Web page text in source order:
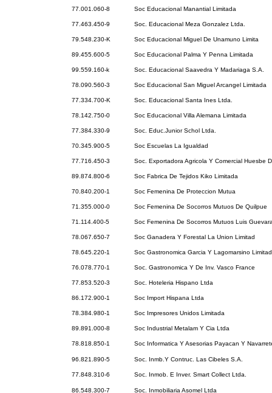
77.001.060-8 Soc Educacional Manantial Limitada
77.463.450-9 Soc. Educacional Meza Gonzalez Ltda.
79.548.230-K Soc Educacional Miguel De Unamuno Limita
89.455.600-5 Soc Educacional Palma Y Penna Limitada
99.559.160-k Soc. Educacional Saavedra Y Madariaga S.A.
78.090.560-3 Soc Educacional San Miguel Arcangel Limitada
77.334.700-K Soc. Educacional Santa Ines Ltda.
78.142.750-0 Soc Educacional Villa Alemana Limitada
77.384.330-9 Soc. Educ.Junior Schol Ltda.
70.345.900-5 Soc Escuelas La Igualdad
77.716.450-3 Soc. Exportadora Agricola Y Comercial Huesbe
89.874.800-6 Soc Fabrica De Tejidos Kiko Limitada
70.840.200-1 Soc Femenina De Proteccion Mutua
71.355.000-0 Soc Femenina De Socorros Mutuos De Quilpue
71.114.400-5 Soc Femenina De Socorros Mutuos Luis
78.067.650-7 Soc Ganadera Y Forestal La Union Limitad
78.645.220-1 Soc Gastronomica Garcia Y Lagomarsino
76.078.770-1 Soc. Gastronomica Y De Inv. Vasco France
77.853.520-3 Soc. Hoteleria Hispano Ltda
86.172.900-1 Soc Import Hispana Ltda
78.384.980-1 Soc Impresores Unidos Limitada
89.891.000-8 Soc Industrial Metalam Y Cia Ltda
78.818.850-1 Soc Informatica Y Asesorias Payacan Y
96.821.890-5 Soc. Inmb.Y Contruc. Las Cibeles S.A.
77.848.310-6 Soc. Inmob. E Inver. Smart Collect Ltda.
86.548.300-7 Soc. Inmobiliaria Asomel Ltda